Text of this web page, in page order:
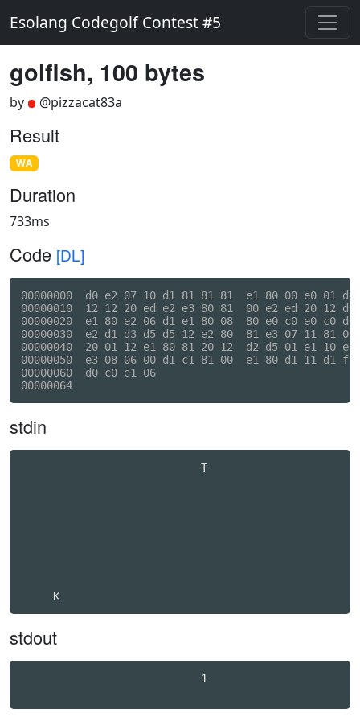
Esolang Codegolf Contest #5
golfish, 100 bytes
by @pizzacat83a
Result
WA
Duration
733ms
Code [DL]
00000000  d0 e2 07 10 d1 81 81 81  e1 80 00 e0
00000010  12 12 20 ed e2 e3 80 81  00 e2 ed 20
00000020  e1 80 e2 06 d1 e1 80 08  80 e0 c0 e0
00000030  e2 d1 d3 d5 d5 12 e2 80  81 e3 07 11
00000040  20 01 12 e1 80 81 20 12  d2 d5 01 e1
00000050  e3 08 06 00 d1 c1 81 00  e1 80 d1
00000060  d0 c0 e1 06
stdin
                            T
stdout
                            1